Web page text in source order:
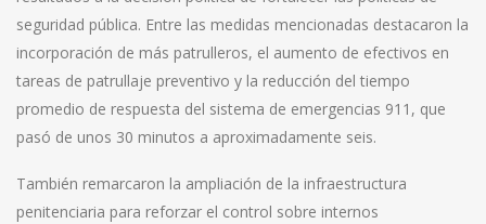
seguridad pública. Entre las medidas mencionadas destacaron la
incorporación de más patrulleros, el aumento de efectivos en
tareas de patrullaje preventivo y la reducción del tiempo
promedio de respuesta del sistema de emergencias 911, que
pasó de unos 30 minutos a aproximadamente seis.
También remarcaron la ampliación de la infraestructura
penitenciaria para reforzar el control sobre internos